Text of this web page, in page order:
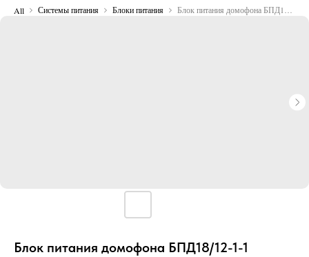
All Системы питания Блоки питания
Блок питания домофона БПД18/12-1-1